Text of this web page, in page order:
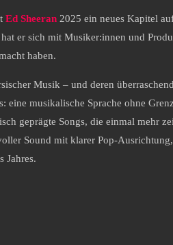
Ed Sheeran 2025 ein neues Kapitel
er sich mit Musiker:innen und
haben.
Musik – und deren
eine musikalische Sprache ohne
geprägte Songs, die einmal mehr
Sound mit klarer Pop-
Jahres.